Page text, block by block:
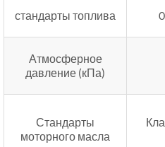
стандарты топлива
Атмосферное
давление (кПа)
Стандарты
моторного масла